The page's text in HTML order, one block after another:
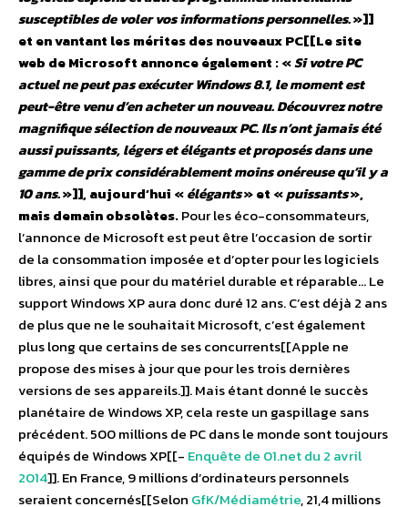
susceptibles de voler vos informations personnelles.»]]
et en vantant les mérites des nouveaux PC[[Le site
web de Microsoft annonce également : «Si votre PC
actuel ne peut pas exécuter Windows 8.1, le moment est
peut-être venu d’en acheter un nouveau. Découvrez notre
magnifique sélection de nouveaux PC. Ils n’ont jamais été
aussi puissants, légers et élégants et proposés dans une
gamme de prix considérablement moins onéreuse qu’il y a
10 ans.»]], aujourd’hui «élégants» et «puissants»,
mais demain obsolètes.Pour les éco-consommateurs,
l’annonce de Microsoft est peut être l’occasion de sortir
de la consommation imposée et d’opter pour les logiciels
libres, ainsi que pour du matériel durable et réparable… Le
support Windows XP aura donc duré 12 ans. C’est déjà 2 ans
de plus que ne le souhaitait Microsoft, c’est également
plus long que certains de ses concurrents[[Apple ne
propose des mises à jour que pour les trois dernières
versions de ses appareils.]]. Mais étant donné le succès
planétaire de Windows XP, cela reste un gaspillage sans
précédent. 500 millions de PC dans le monde sont toujours
équipés de Windows XP[[- Enquête de 01.net du 2 avril
2014]]. En France, 9 millions d’ordinateurs personnels
seraient concernés[[Selon GfK/Médiamétrie, 21,4 millions